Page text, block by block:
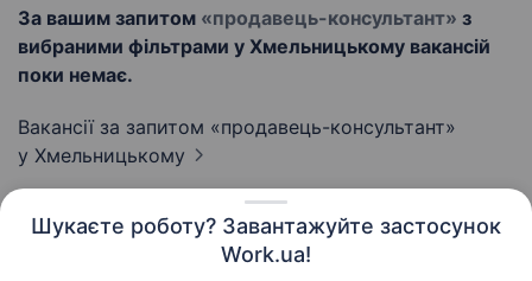
Шукаєте роботу? Завантажуйте застосунок
Work.ua!
За вашим запитом «продавець-консультант» з
вибраними фільтрами у Хмельницькому вакансій
поки немає.
Вакансії за запитом «продавець-консультант»
у Хмельницькому